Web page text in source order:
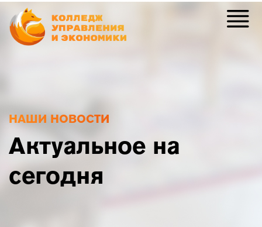
НАШИ НОВОСТИ
Актуальное на
сегодня